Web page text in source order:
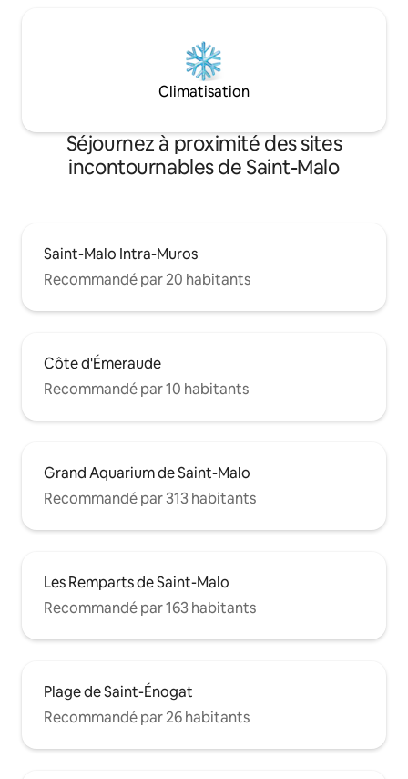
Climatisation
Séjournez à proximité des sites
incontournables de Saint-Malo
Saint-Malo Intra-Muros
Recommandé par 20 habitants
Côte d'Émeraude
Recommandé par 10 habitants
Grand Aquarium de Saint-Malo
Recommandé par 313 habitants
Les Remparts de Saint-Malo
Recommandé par 163 habitants
Plage de Saint-Énogat
Recommandé par 26 habitants